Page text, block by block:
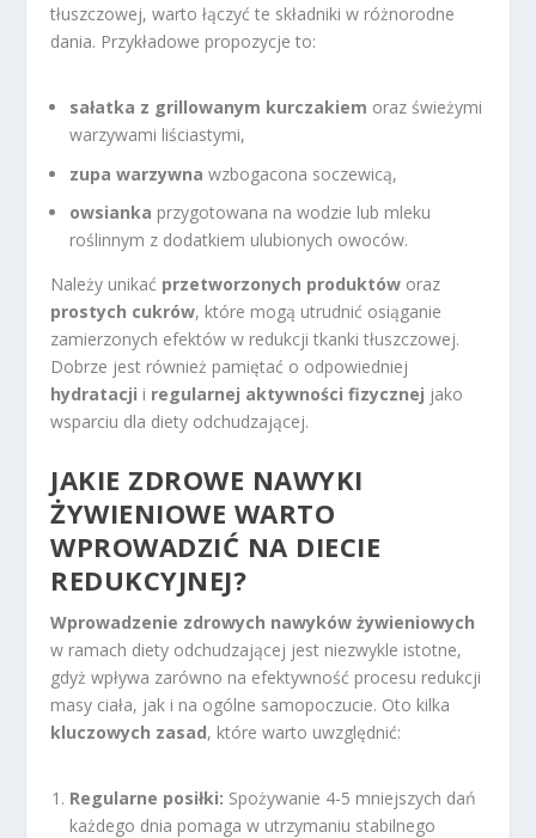
tłuszczowej, warto łączyć te składniki w różnorodne
dania. Przykładowe propozycje to:
sałatka z grillowanym kurczakiem oraz świeżymi
warzywami liściastymi,
zupa warzywna wzbogacona soczewicą,
owsianka przygotowana na wodzie lub mleku
roślinnym z dodatkiem ulubionych owoców.
Należy unikać przetworzonych produktów oraz
prostych cukrów, które mogą utrudnić osiąganie
zamierzonych efektów w redukcji tkanki tłuszczowej.
Dobrze jest również pamiętać o odpowiedniej
hydratacji i regularnej aktywności fizycznej jako
wsparciu dla diety odchudzającej.
JAKIE ZDROWE NAWYKI
ŻYWIENIOWE WARTO
WPROWADZIĆ NA DIECIE
REDUKCYJNEJ?
Wprowadzenie zdrowych nawyków żywieniowych
w ramach diety odchudzającej jest niezwykle istotne,
gdyż wpływa zarówno na efektywność procesu redukcji
masy ciała, jak i na ogólne samopoczucie. Oto kilka
kluczowych zasad, które warto uwzględnić:
Regularne posiłki: Spożywanie 4-5 mniejszych dań
każdego dnia pomaga w utrzymaniu stabilnego